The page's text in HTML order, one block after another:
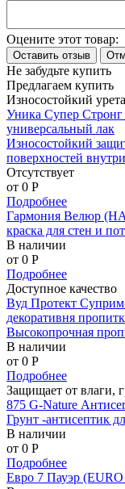
Оцените этот товар:
Не забудьте купить
Предлагаем купить
Износостойкий
Уника Супер
универсальный лак
Износостойкий
поверхностей
Отсутствует
от 0 P
Подробнее
Гармония Велюр
краска для стен и
В наличии
от 0 P
Подробнее
Доступное качество
Вуд Протект
декоративня
Высокопрочная
В наличии
от 0 P
Подробнее
Защищает от влаги,
875 G-Nature
Грунт -антисептик
В наличии
от 0 P
Подробнее
Евро 7 Пауэр (EURO